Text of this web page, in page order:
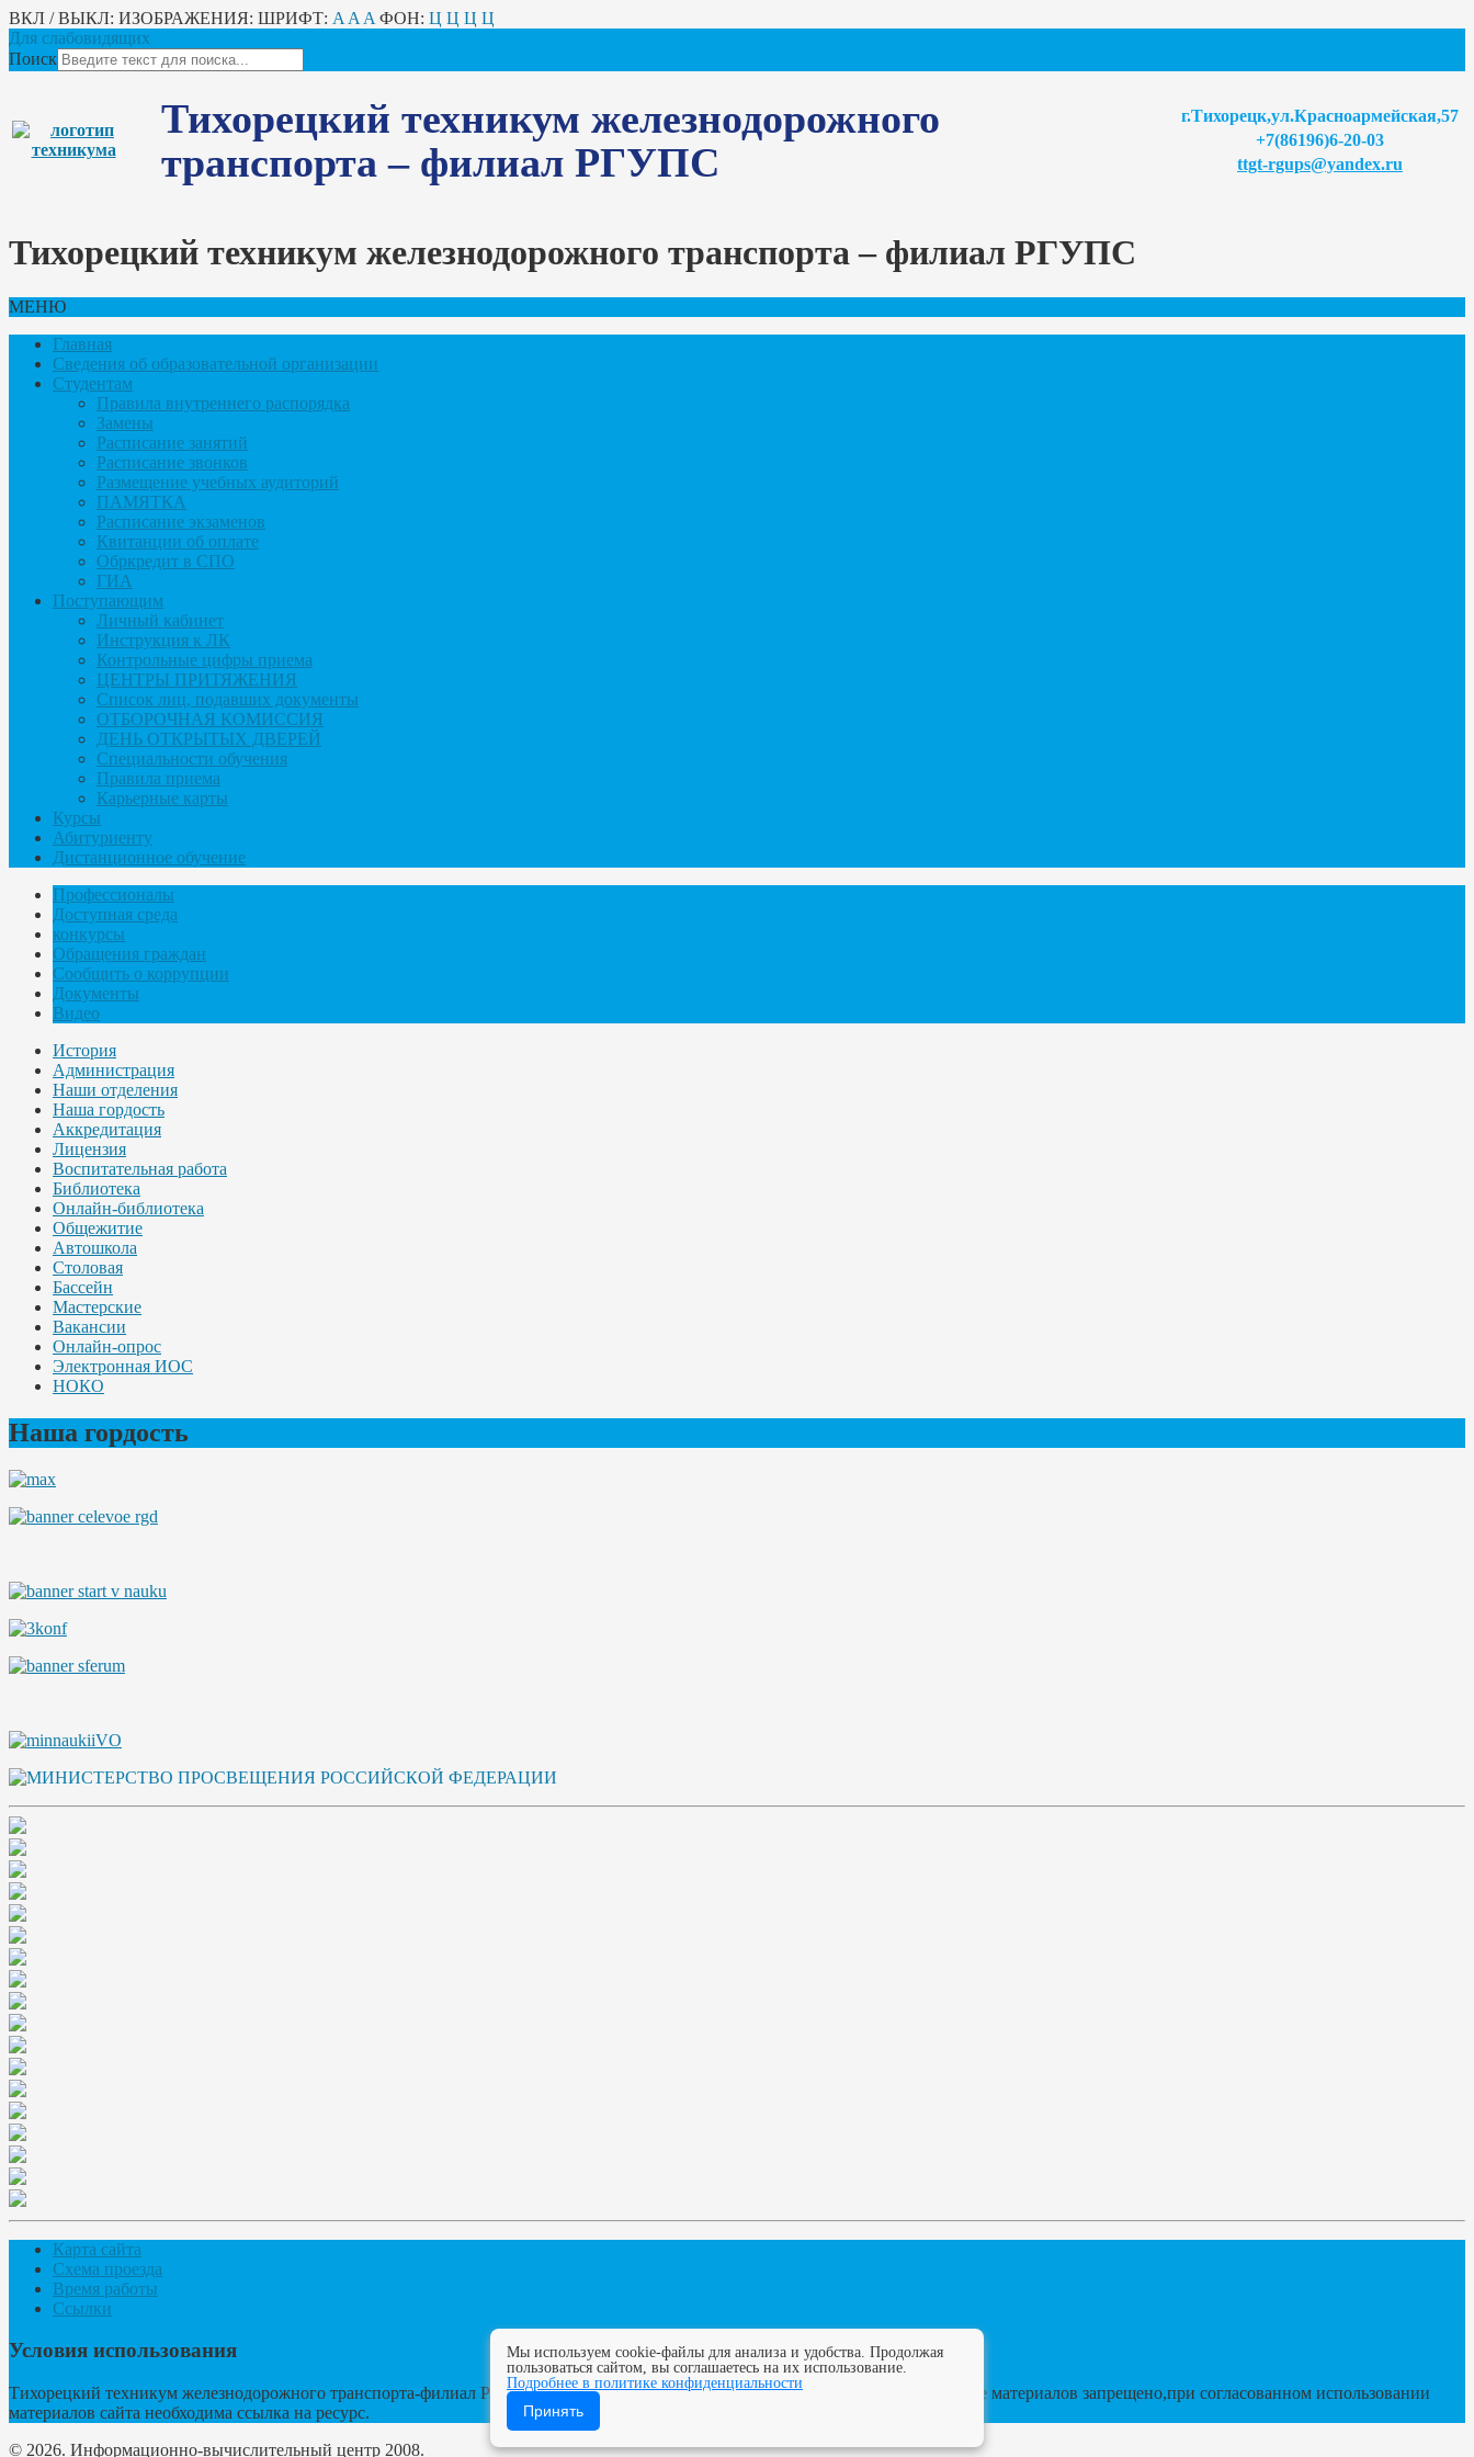
ВКЛ / ВЫКЛ: ИЗОБРАЖЕНИЯ: ШРИФТ: A A A ФОН: Ц Ц Ц Ц
Для слабовидящих
Поиск
Тихорецкий техникум железнодорожного
транспорта – филиал РГУПС
г.Тихорецк,ул.Красноармейская,57
+7(86196)6-20-03
ttgt-rgups@yandex.ru
Тихорецкий техникум железнодорожного транспорта – филиал РГУПС
МЕНЮ
Главная
Сведения об образовательной организации
Студентам
Правила внутреннего распорядка
Замены
Расписание занятий
Расписание звонков
Размещение учебных аудиторий
ПАМЯТКА
Расписание экзаменов
Квитанции об оплате
Обркредит в СПО
ГИА
Поступающим
Личный кабинет
Инструкция к ЛК
Контрольные цифры приема
ЦЕНТРЫ ПРИТЯЖЕНИЯ
Список лиц, подавших документы
ОТБОРОЧНАЯ КОМИССИЯ
ДЕНЬ ОТКРЫТЫХ ДВЕРЕЙ
Специальности обучения
Правила приема
Карьерные карты
Курсы
Абитуриенту
Дистанционное обучение
Профессионалы
Доступная среда
конкурсы
Обращения граждан
Сообщить о коррупции
Документы
Видео
История
Администрация
Наши отделения
Наша гордость
Аккредитация
Лицензия
Воспитательная работа
Библиотека
Онлайн-библиотека
Общежитие
Автошкола
Столовая
Бассейн
Мастерские
Вакансии
Онлайн-опрос
Электронная ИОС
НОКО
Наша гордость
Карта сайта
Схема проезда
Время работы
Ссылки
Условия использования
Тихорецкий техникум железнодорожного транспорта-филиал РГУПС. Все права защищены. Полное или частичное копирование материалов запрещено,при согласованном использовании
материалов сайта необходима ссылка на ресурс.
© 2026. Информационно-вычислительный центр 2008.
Мы используем cookie-файлы для анализа и удобства. Продолжая
пользоваться сайтом, вы соглашаетесь на их использование.
Подробнее в политике конфиденциальности
Принять